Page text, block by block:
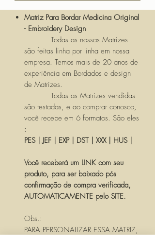
Matriz Para Bordar Medicina Original
- Embroidery Design
Todas as nossas Matrizes
são feitas linha por linha em nossa
empresa. Temos mais de 20 anos de
experiência em Bordados e design
de Matrizes.
Todas as Matrizes vendidas
são testadas, e ao comprar conosco,
você recebe em 6 formatos. São eles
:
PES | JEF | EXP | DST | XXX | HUS |
Você receberá um LINK com seu
produto, para ser baixado pós
confirmação de compra verificada,
AUTOMATICAMENTE pelo SITE.
Obs.:
PARA PERSONALIZAR ESSA MATRIZ,